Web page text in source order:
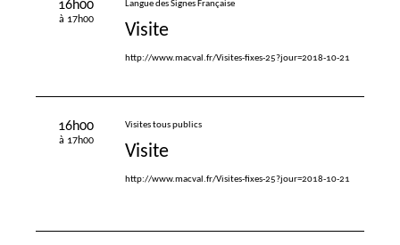
16h00
à 17h00
Langue des Signes Française
Visite
http://www.macval.fr/Visites-fixes-25?jour=2018-10-21
16h00
à 17h00
Visites tous publics
Visite
http://www.macval.fr/Visites-fixes-25?jour=2018-10-21